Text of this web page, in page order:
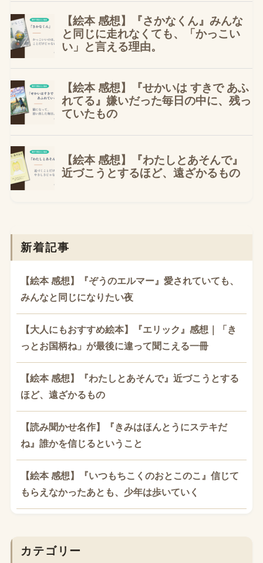
新着記事
【絵本 感想】『ぞうのエルマー』愛されていても、
みんなと同じになりたい夜
【大人にもおすすめ絵本】『エリック』感想｜「き
っとお国柄ね」が最後に違って聞こえる一冊
【絵本 感想】『わたしとあそんで』近づこうとする
ほど、遠ざかるもの
【読み聞かせ名作】『きみはほんとうにステキだ
ね』誰かを信じるということ
【絵本 感想】『いつもちこくのおとこのこ』信じて
もらえなかったあとも、少年は歩いていく
カテゴリー